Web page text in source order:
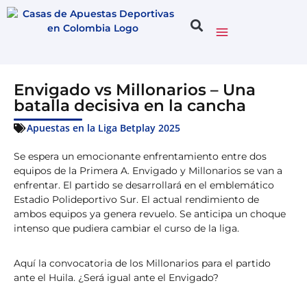
Envigado vs Millonarios – Una
batalla decisiva en la cancha
Apuestas en la Liga Betplay 2025
Se espera un emocionante enfrentamiento entre dos
equipos de la Primera A. Envigado y Millonarios se van a
enfrentar. El partido se desarrollará en el emblemático
Estadio Polideportivo Sur. El actual rendimiento de
ambos equipos ya genera revuelo. Se anticipa un choque
intenso que pudiera cambiar el curso de la liga.
Aquí la convocatoria de los Millonarios para el partido
ante el Huila. ¿Será igual ante el Envigado?